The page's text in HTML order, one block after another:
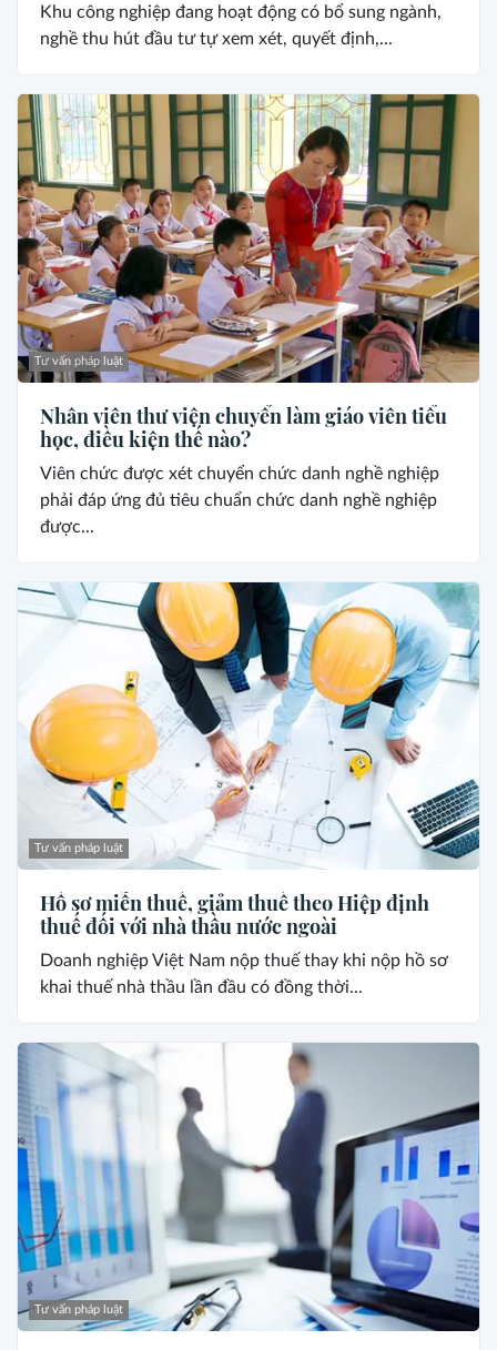
Khu công nghiệp đang hoạt động có bổ sung ngành,
nghề thu hút đầu tư tự xem xét, quyết định,...
Tư vấn pháp luật
Nhân viên thư viện chuyển làm giáo viên tiểu
học, điều kiện thế nào?
Viên chức được xét chuyển chức danh nghề nghiệp
phải đáp ứng đủ tiêu chuẩn chức danh nghề nghiệp
được...
Tư vấn pháp luật
Hồ sơ miễn thuế, giảm thuế theo Hiệp định
thuế đối với nhà thầu nước ngoài
Doanh nghiệp Việt Nam nộp thuế thay khi nộp hồ sơ
khai thuế nhà thầu lần đầu có đồng thời...
Tư vấn pháp luật